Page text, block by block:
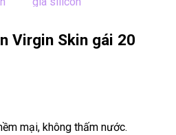
Virgin Skin gái 20
mại, không thấm nước.